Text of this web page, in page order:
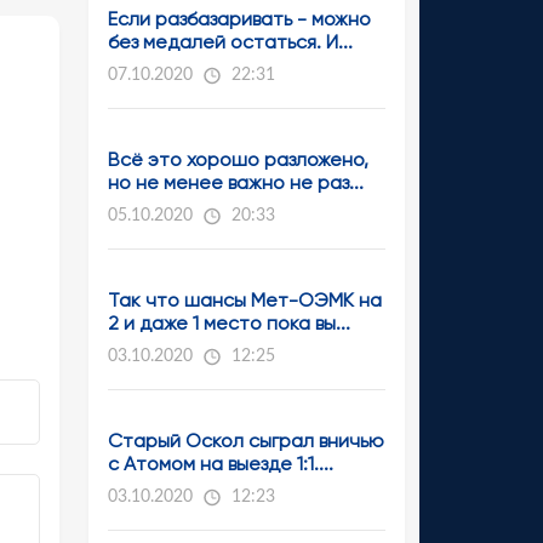
Если разбазаривать - можно
без медалей остаться. И...
07.10.2020 22:31
Всё это хорошо разложено,
но не менее важно не раз...
05.10.2020 20:33
Так что шансы Мет-ОЭМК на
2 и даже 1 место пока вы...
03.10.2020 12:25
Старый Оскол сыграл вничью
с Атомом на выезде 1:1....
03.10.2020 12:23